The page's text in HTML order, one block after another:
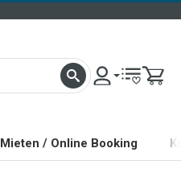
Mieten / Online Booking